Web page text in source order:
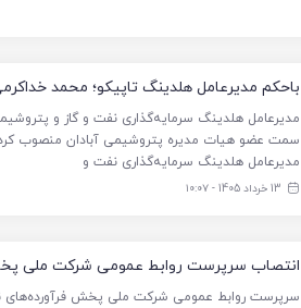
باحکم مدیرعامل هلدینگ تاپیکو؛ محمد
مدیرعامل هلدینگ سرمایه‌گذاری نفت و گاز و
سمت عضو هیات مدیره پتروشیمی آبادان منصوب کرد.
مدیرعامل هلدینگ سرمایه‌گذاری نفت و
13 خرداد 1405 - ۱۰:۰۷
انتصاب سرپرست روابط عمومی شرکت ملی
سرپرست روابط عمومی شرکت ملی پخش فرآورده‌های